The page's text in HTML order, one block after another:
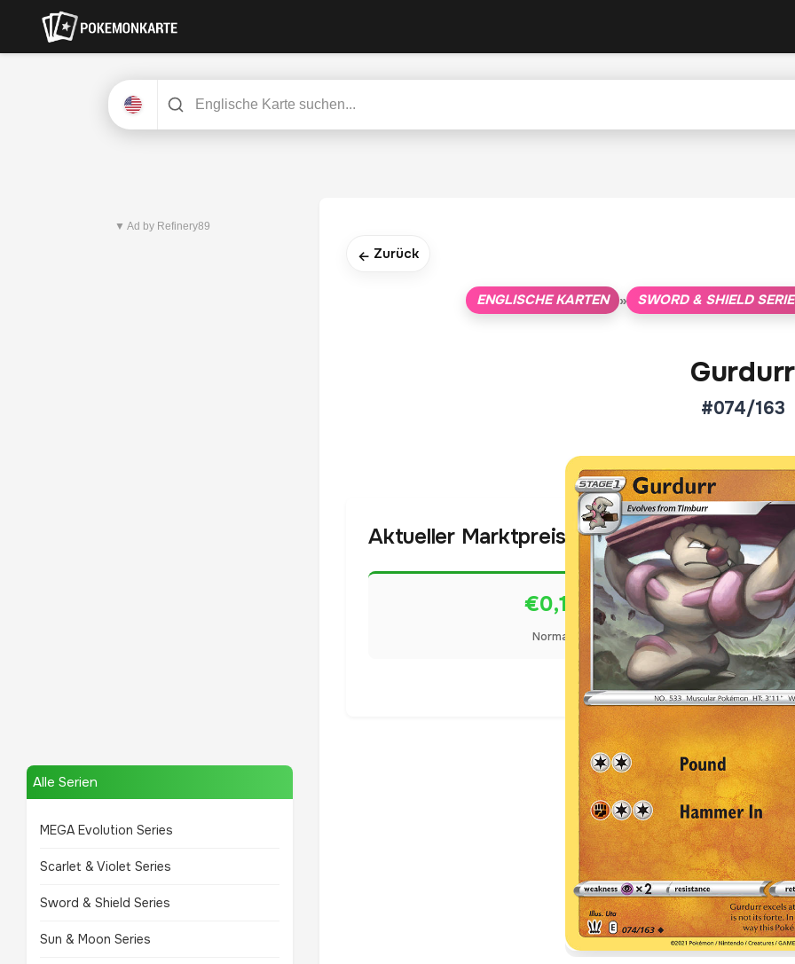
▼ Ad by Refinery89
Alle Serien
MEGA Evolution Series
Scarlet & Violet Series
Sword & Shield Series
Sun & Moon Series
← Zurück
ENGLISCHE KARTEN » SWORD & SHIELD
Gurdurr
#074/163
Aktueller Marktpreis
€0,12
Normal
Preise werden täglich